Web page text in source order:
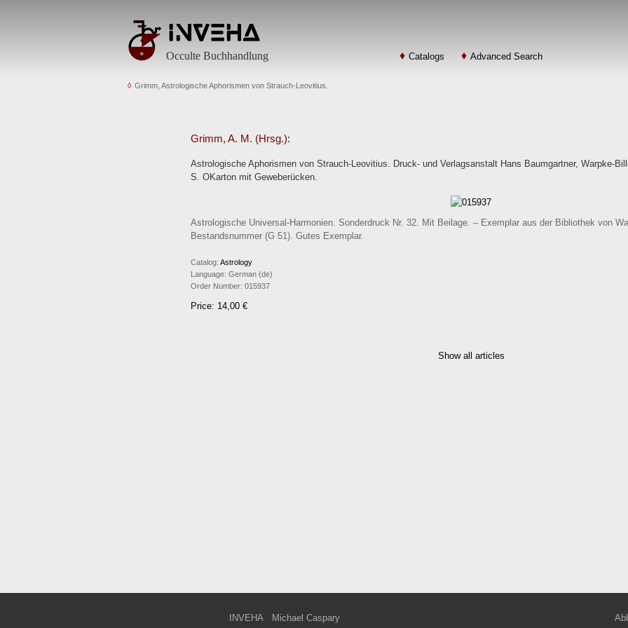
Occulte Buchhandlung Catalogs Advanced Search
Grimm, Astrologische Aphorismen von Strauch-Leovitius.
Grimm, A. M. (Hrsg.):
Astrologische Aphorismen von Strauch-Leovitius. Druck- und Verlagsanstalt Hans Baumgartner, Warpke-
S. OKarton mit Geweberücken.
Astrologische Universal-Harmonien. Sonderdruck Nr. 32. Mit Beilage. – Exemplar aus der Bibliothek von
Bestandsnummer (G 51). Gutes Exemplar.
Catalog: Astrology
Language: German (de)
Order Number: 015937
Price: 14,00 €
Show all articles
INVEHA
Michael Caspary